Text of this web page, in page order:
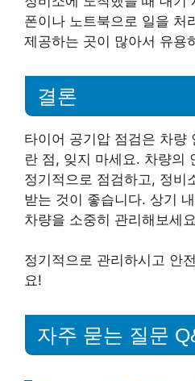
폰이나 노트북으로 일을 처
제공하는 곳이 많아서 유용
결론
타이어 공기압 점검은 차량
란 점, 잊지 마세요. 차량의
정기적으로 점검하고, 정비
받는 것이 좋습니다. 상기
차량을 소중히 관리해보세
정기적으로 관리하시고 안
요!
자주 묻는 질문